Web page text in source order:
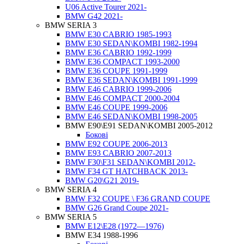
U06 Active Tourer 2021-
BMW G42 2021-
BMW SERIA 3
BMW E30 CABRIO 1985-1993
BMW E30 SEDAN\KOMBI 1982-1994
BMW E36 CABRIO 1992-1999
BMW E36 COMPACT 1993-2000
BMW E36 COUPE 1991-1999
BMW E36 SEDAN\KOMBI 1991-1999
BMW E46 CABRIO 1999-2006
BMW E46 COMPACT 2000-2004
BMW E46 COUPE 1999-2006
BMW E46 SEDAN\KOMBI 1998-2005
BMW E90\E91 SEDAN\KOMBI 2005-2012
Бокові
BMW E92 COUPE 2006-2013
BMW E93 CABRIO 2007-2013
BMW F30\F31 SEDAN\KOMBI 2012-
BMW F34 GT HATCHBACK 2013-
BMW G20\G21 2019-
BMW SERIA 4
BMW F32 COUPE \ F36 GRAND COUPE
BMW G26 Grand Coupe 2021-
BMW SERIA 5
BMW E12\E28 (1972—1976)
BMW E34 1988-1996